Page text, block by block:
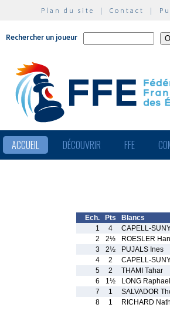
Plan du site | Contact |
Rechercher un joueur
ACCUEIL DÉCOUVRIR FFE
Ech. Pts
Blancs
1
4
CAPELL-
2
2½
ROESLER
3
2½
PUJALS Ines
4
2
CAPELL-
5
2
THAMI Tahar
6
1½
LONG Raphael
7
1
SALVADOR
8
1 RICHARD